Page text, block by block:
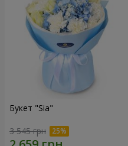
Букет "Sia"
3 545 грн